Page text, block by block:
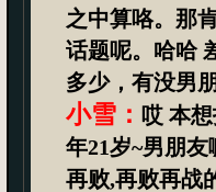
之中算咯。那
话题呢。哈哈
多少，有没男
小雪：哎 本
年21岁~男朋友
再败,再败再战